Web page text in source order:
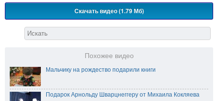
Скачать видео (1.79 Мб)
Похожее видео
Мальчику на рождество подарили книги
Подарок Арнольду Шварцнеггеру от Михаила Кокляева